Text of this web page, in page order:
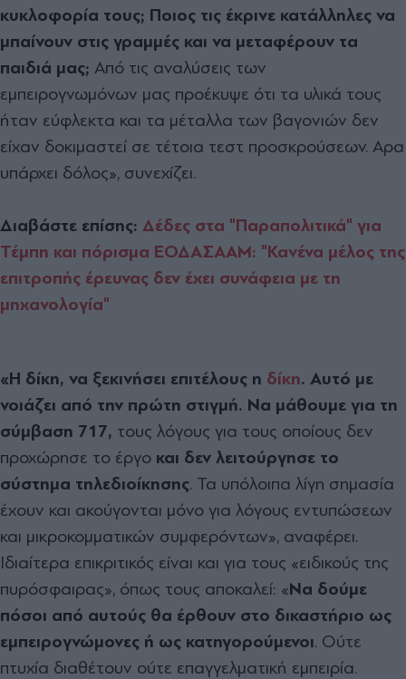
κυκλοφορία τους; Ποιος τις έκρινε κατάλληλες να
µπαίνουν στις γραµµές και να µεταφέρουν τα
παιδιά µας; Από τις αναλύσεις των
εµπειρογνωµόνων µας προέκυψε ότι τα υλικά τους
ήταν εύφλεκτα και τα µέταλλα των βαγονιών δεν
είχαν δοκιµαστεί σε τέτοια τεστ προσκρούσεων. Αρα
υπάρχει δόλος», συνεχίζει.
Διαβάστε επίσης: Δέδες στα "Παραπολιτικά" για
Τέμπη και πόρισμα ΕΟΔΑΣΑΑΜ: "Κανένα µέλος της
επιτροπής έρευνας δεν έχει συνάφεια µε τη
µηχανολογία"
«Η δίκη, να ξεκινήσει επιτέλους η δίκη. Αυτό µε
νοιάζει από την πρώτη στιγµή. Να µάθουµε για τη
σύµβαση 717, τους λόγους για τους οποίους δεν
προχώρησε το έργο και δεν λειτούργησε το
σύστηµα τηλεδιοίκησης. Τα υπόλοιπα λίγη σηµασία
έχουν και ακούγονται µόνο για λόγους εντυπώσεων
και µικροκοµµατικών συµφερόντων», αναφέρει.
Ιδιαίτερα επικριτικός είναι και για τους «ειδικούς της
πυρόσφαιρας», όπως τους αποκαλεί: «Να δούµε
πόσοι από αυτούς θα έρθουν στο δικαστήριο ως
εµπειρογνώµονες ή ως κατηγορούµενοι. Ούτε
πτυχία διαθέτουν ούτε επαγγελµατική εµπειρία.